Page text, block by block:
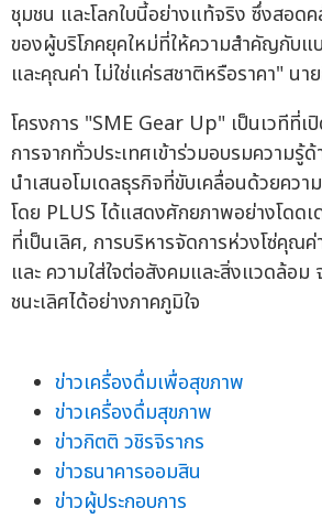
ชุมชน และโลกใบนี้อย่างแท้จริง ซึ่งสอด
ของผู้บริโภคยุคใหม่ที่ให้ความสำคัญกับ
และคุณค่า ไม่ใช่แค่รสชาติหรือราคา" นา
โครงการ "SME Gear Up" เป็นเวทีที่เ
การจากทั่วประเทศเข้าร่วมอบรมความรู้
นำเสนอโมเดลธุรกิจที่ขับเคลื่อนด้วยคว
โดย PLUS ได้แสดงศักยภาพอย่างโดด
ที่เป็นเลิศ, การบริหารจัดการห่วงโซ่คุณ
และ ความใส่ใจต่อสังคมและสิ่งแวดล้อม
ชนะเลิศได้อย่างภาคภูมิใจ
ข่าวเครื่องดื่มเพื่อสุขภาพ
ข่าวเครื่องดื่มสุขภาพ
ข่าวกิตติ วชิรจิรากร
ข่าวธนาคารออมสิน
ข่าวผู้ประกอบการ